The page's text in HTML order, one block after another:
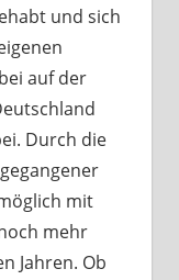
und sich
auf der
Durch die
mit
mehr
Jahren. Ob